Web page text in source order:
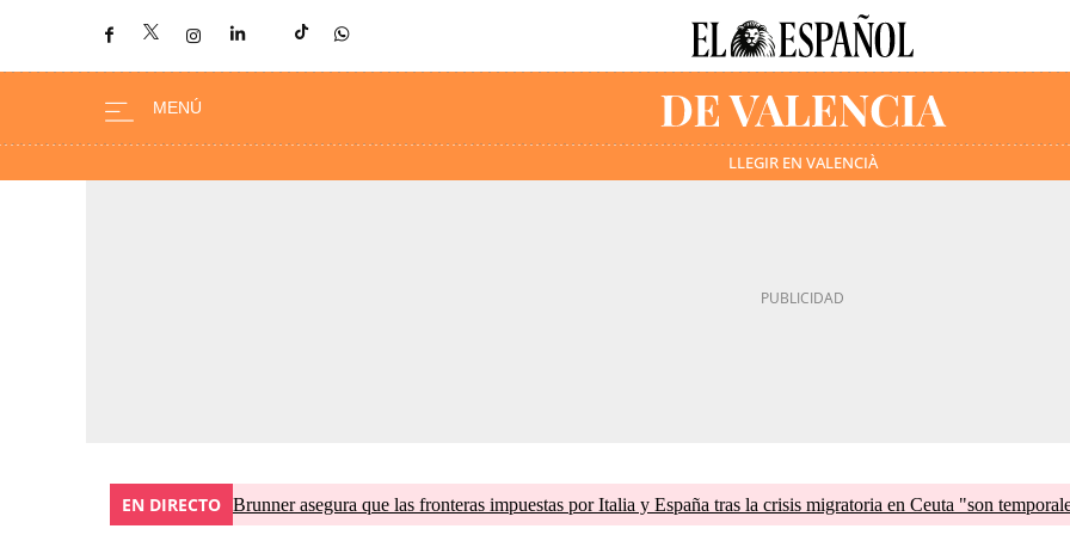
LLEGIR EN VALENCIÀ
EN DIRECTO Brunner asegura que las fronteras impuestas por Italia y España tras la crisis migratoria en Ceuta "son